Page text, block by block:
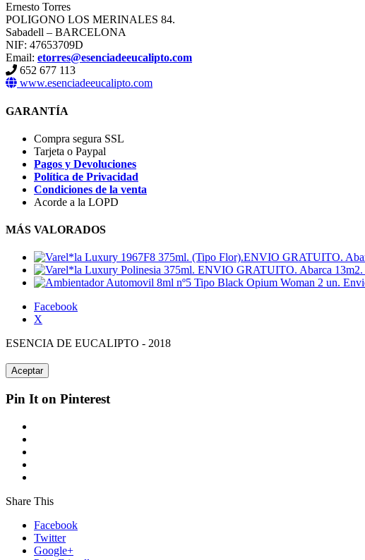
Ernesto Torres
POLIGONO LOS MERINALES 84.
Sabadell – BARCELONA
NIF: 47653709D
Email: etorres@esenciadeeucalipto.com
652 677 113
www.esenciadeeucalipto.com
GARANTÍA
Compra segura SSL
Tarjeta o Paypal
Pagos y Devoluciones
Política de Privacidad
Condiciones de la venta
Acorde a la LOPD
MÁS VALORADOS
Facebook
X
ESENCIA DE EUCALIPTO - 2018
Aceptar
Pin It on Pinterest
Share This
Facebook
Twitter
Google+